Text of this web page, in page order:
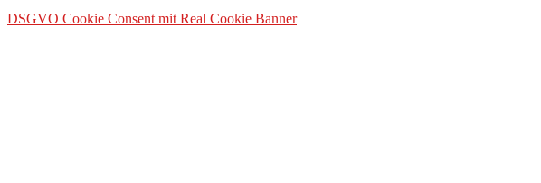
DSGVO Cookie Consent mit Real Cookie Banner